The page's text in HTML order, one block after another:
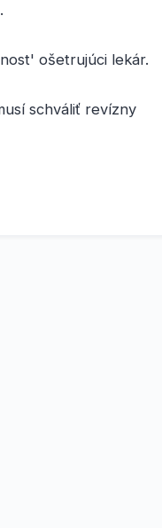
ošetrujúci lekár.
schváliť revízny